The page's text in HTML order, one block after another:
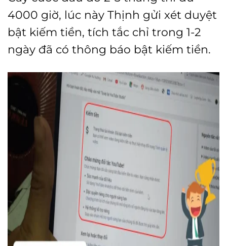
4000 giờ, lúc này Thịnh gửi xét duyệt
bật kiếm tiền, tích tắc chỉ trong 1-2
ngày đã có thông báo bật kiếm tiền.